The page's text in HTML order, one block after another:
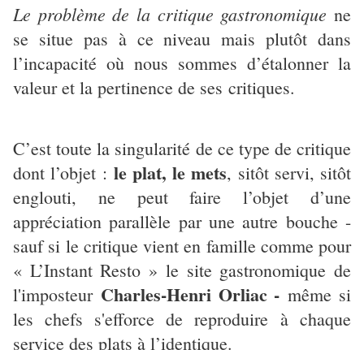
Le problème de la critique gastronomique ne
se situe pas à ce niveau mais plutôt dans
l’incapacité où nous sommes d’étalonner la
valeur et la pertinence de ses critiques.
C’est toute la singularité de ce type de critique
dont l’objet : le plat, le mets, sitôt servi, sitôt
englouti, ne peut faire l’objet d’une
appréciation parallèle par une autre bouche -
sauf si le critique vient en famille comme pour
« L’Instant Resto » le site gastronomique de
l'imposteur Charles-Henri Orliac -même si
les chefs s'efforce de reproduire à chaque
service des plats à l’identique.